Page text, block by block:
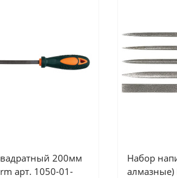
200мм
арт. 1050-01-
Набор
алмазные)